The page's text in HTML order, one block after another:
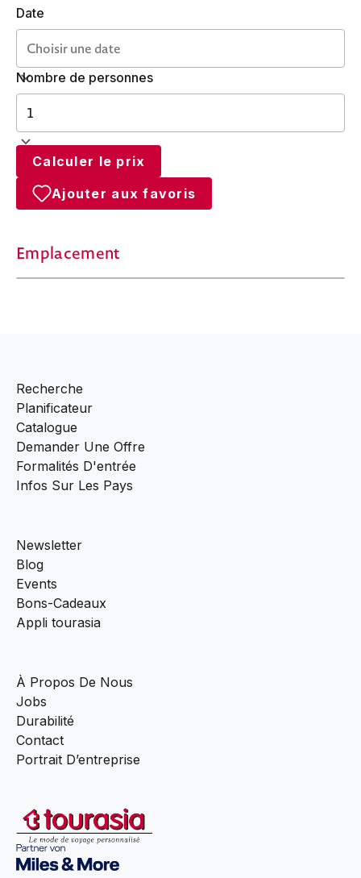
Date
Nombre de personnes
Calculer le prix
Ajouter aux favoris
Emplacement
Recherche
Planificateur
Catalogue
Demander Une Offre
Formalités D'entrée
Infos Sur Les Pays
Newsletter
Blog
Events
Bons-Cadeaux
Appli tourasia
À Propos De Nous
Jobs
Durabilité
Contact
Portrait D’entreprise